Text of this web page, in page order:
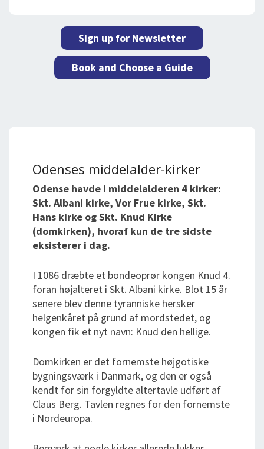
Sign up for Newsletter
Book and Choose a Guide
Odenses middelalder-kirker
Odense havde i middelalderen 4 kirker:
Skt. Albani kirke, Vor Frue kirke, Skt.
Hans kirke og Skt. Knud Kirke
(domkirken), hvoraf kun de tre sidste
eksisterer i dag.
I 1086 dræbte et bondeoprør kongen Knud 4.
foran højalteret i Skt. Albani kirke. Blot 15 år
senere blev denne tyranniske hersker
helgenkåret på grund af mordstedet, og
kongen fik et nyt navn: Knud den hellige.
Domkirken er det fornemste højgotiske
bygningsværk i Danmark, og den er også
kendt for sin forgyldte altertavle udført af
Claus Berg. Tavlen regnes for den fornemste
i Nordeuropa.